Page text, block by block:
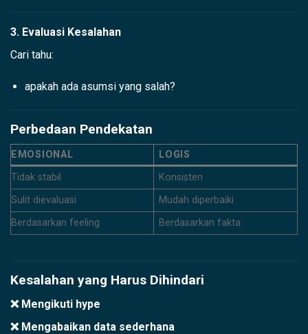
3. Evaluasi Kesalahan
Cari tahu:
apakah ada asumsi yang salah?
Perbedaan Pendekatan
EMOSIONAL
LOGIS
Tidak stabil
Konsisten
Sulit dievaluasi
Mudah diperbaiki
Berdasarkan feeling
Berdasarkan fakta
Kesalahan yang Harus Dihindari
❌ Mengikuti hype
❌ Mengabaikan data sederhana